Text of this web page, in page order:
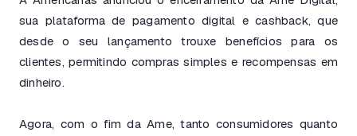
sua plataforma de pagamento digital e cashback, que
desde o seu lançamento trouxe benefícios para os
clientes, permitindo compras simples e recompensas em
dinheiro.
Agora, com o fim da Ame, tanto consumidores quanto